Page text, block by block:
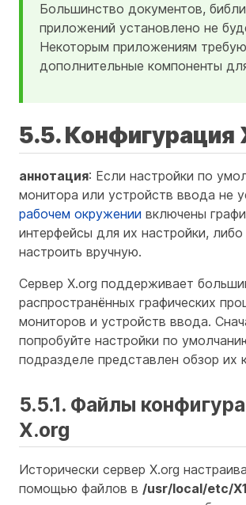
Большинство документов,
приложений установлено не
Некоторым приложениям
дополнительные компоненты
5.5. Конфигурация
аннотация: Если настройки по
монитора или устройств ввода не
рабочем окружении включены
интерфейсы для их настройки,
настроить вручную.
Сервер X.org поддерживает
распространённых графических
мониторов и устройств ввода.
попробуйте настройки по
подразделе представлен обзор их
5.5.1. Файлы
X.org
Исторически сервер X.org
помощью файлов в /usr/local/etc/